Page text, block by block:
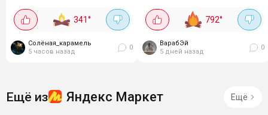
яблока и вишни с мягким
успокаивающим действием
комплекса...
341°
Солёная_карамель
5 часов назад
0
VITSUM20. Витамин на
масляной основе с
триглицеридами - такая
форма...
792°
ВарабЭй
5 дней назад
0
Ещё из Яндекс Маркет Ещё